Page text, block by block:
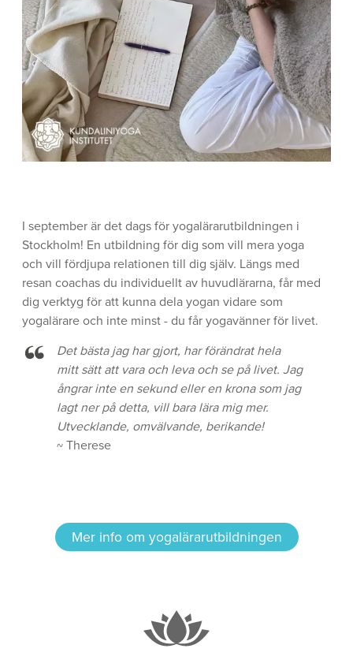
I september är det dags för yogalärarutbildningen i
Stockholm! En utbildning för dig som vill mera yoga
och vill fördjupa relationen till dig själv. Längs med
resan coachas du individuellt av huvudlärarna, får med
dig verktyg för att kunna dela yogan vidare som
yogalärare och inte minst - du får yogavänner för livet.
Det bästa jag har gjort, har förändrat hela
mitt sätt att vara och leva och se på livet. Jag
ångrar inte en sekund eller en krona som jag
lagt ner på detta, vill bara lära mig mer.
Utvecklande, omvälvande, berikande!
~ Therese
Mer info om yogalärarutbildningen